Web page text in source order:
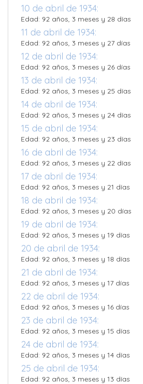
10 de abril de 1934:
Edad: 92 años, 3 meses y 28 días
11 de abril de 1934:
Edad: 92 años, 3 meses y 27 días
12 de abril de 1934:
Edad: 92 años, 3 meses y 26 días
13 de abril de 1934:
Edad: 92 años, 3 meses y 25 días
14 de abril de 1934:
Edad: 92 años, 3 meses y 24 días
15 de abril de 1934:
Edad: 92 años, 3 meses y 23 días
16 de abril de 1934:
Edad: 92 años, 3 meses y 22 días
17 de abril de 1934:
Edad: 92 años, 3 meses y 21 días
18 de abril de 1934:
Edad: 92 años, 3 meses y 20 días
19 de abril de 1934:
Edad: 92 años, 3 meses y 19 días
20 de abril de 1934:
Edad: 92 años, 3 meses y 18 días
21 de abril de 1934:
Edad: 92 años, 3 meses y 17 días
22 de abril de 1934:
Edad: 92 años, 3 meses y 16 días
23 de abril de 1934:
Edad: 92 años, 3 meses y 15 días
24 de abril de 1934:
Edad: 92 años, 3 meses y 14 días
25 de abril de 1934:
Edad: 92 años, 3 meses y 13 días